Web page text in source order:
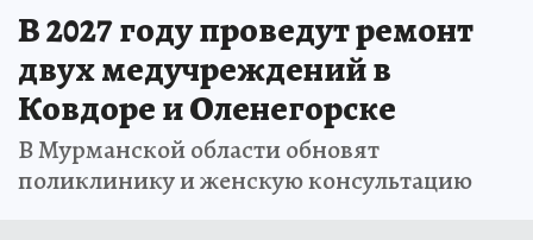
В 2027 году проведут ремонт
двух медучреждений в
Ковдоре и Оленегорске
В Мурманской области обновят
поликлинику и женскую консультацию